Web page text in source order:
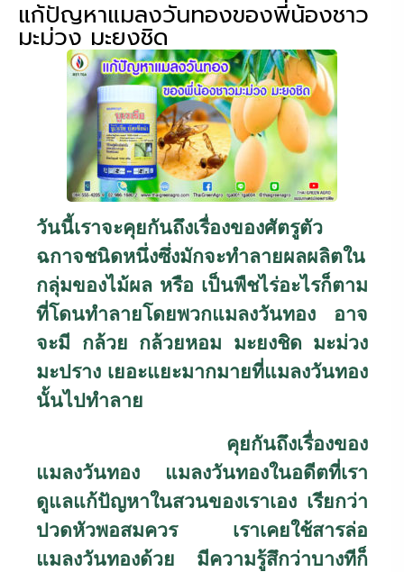
แก้ปัญหาแมลงวันทองของพี่น้องชาว
มะม่วง มะยงชิด
วันนี้เราจะคุยกันถึงเรื่องของศัตรูตัว
ฉกาจชนิดหนึ่งซึ่งมักจะทำลายผลผลิตใน
กลุ่มของไม้ผล หรือ เป็นพืชไร่อะไรก็ตาม
ที่โดนทำลายโดยพวกแมลงวันทอง อาจ
จะมี กล้วย กล้วยหอม มะยงชิด มะม่วง
มะปราง เยอะแยะมากมายที่แมลงวันทอง
นั้นไปทำลาย
คุยกันถึงเรื่องของ
แมลงวันทอง แมลงวันทองในอดีตที่เรา
ดูแลแก้ปัญหาในสวนของเราเอง เรียกว่า
ปวดหัวพอสมควร เราเคยใช้สารล่อ
แมลงวันทองด้วย มีความรู้สึกว่าบางทีก็